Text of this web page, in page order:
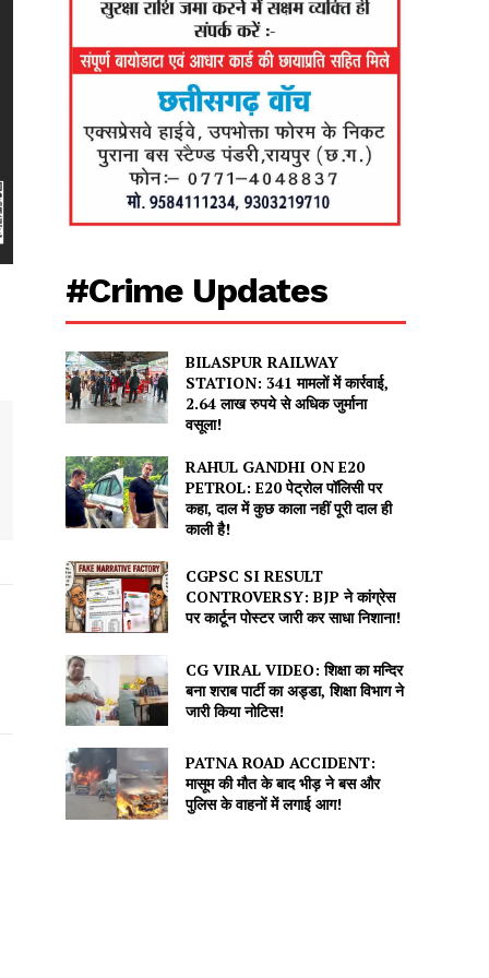
#Crime Updates
BILASPUR RAILWAY
STATION: 341 मामलों में कार्रवाई,
2.64 लाख रुपये से अधिक जुर्माना
वसूला!
RAHUL GANDHI ON E20
PETROL: E20 पेट्रोल पॉलिसी पर
कहा, दाल में कुछ काला नहीं पूरी दाल ही
काली है!
CGPSC SI RESULT
CONTROVERSY: BJP ने कांग्रेस
पर कार्टून पोस्टर जारी कर साधा निशाना!
CG VIRAL VIDEO: शिक्षा का मन्दिर
बना शराब पार्टी का अड्डा, शिक्षा विभाग ने
जारी किया नोटिस!
PATNA ROAD ACCIDENT:
मासूम की मौत के बाद भीड़ ने बस और
पुलिस के वाहनों में लगाई आग!